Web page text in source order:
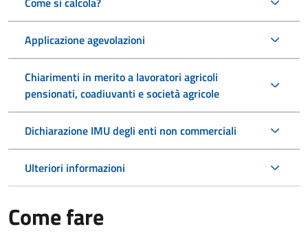
Applicazione agevolazioni
Chiarimenti in merito a lavoratori agricoli
pensionati, coadiuvanti e società agricole
Dichiarazione IMU degli enti non commerciali
Ulteriori informazioni
Come fare